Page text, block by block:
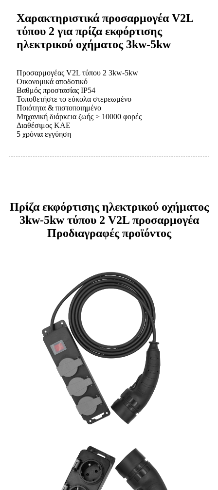
Χαρακτηριστικά προσαρμογέα V2L
τύπου 2 για πρίζα εκφόρτισης
ηλεκτρικού οχήματος 3kw-5kw
Προσαρμογέας V2L τύπου 2 3kw-5kw
Οικονομικά αποδοτικό
Βαθμός προστασίας IP54
Τοποθετήστε το εύκολα στερεωμένο
Ποιότητα & πιστοποιημένο
Μηχανική διάρκεια ζωής > 10000 φορές
Διαθέσιμος ΚΑΕ
5 χρόνια εγγύηση
Πρίζα εκφόρτισης ηλεκτρικού οχήματος
3kw-5kw τύπου 2 V2L προσαρμογέα
Προδιαγραφές προϊόντος